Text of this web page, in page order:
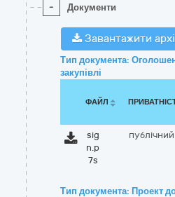
- Документи
Завантажити
Тип документа:
закупівлі
ФАЙЛ
sig
n.p
7s
публічний
Тип документа: Проект